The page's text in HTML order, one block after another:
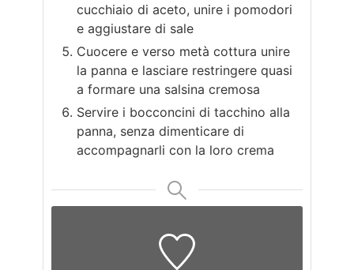
cucchiaio di aceto, unire i pomodori
e aggiustare di sale
Cuocere e verso metà cottura unire
la panna e lasciare restringere quasi
a formare una salsina cremosa
Servire i bocconcini di tacchino alla
panna, senza dimenticare di
accompagnarli con la loro crema